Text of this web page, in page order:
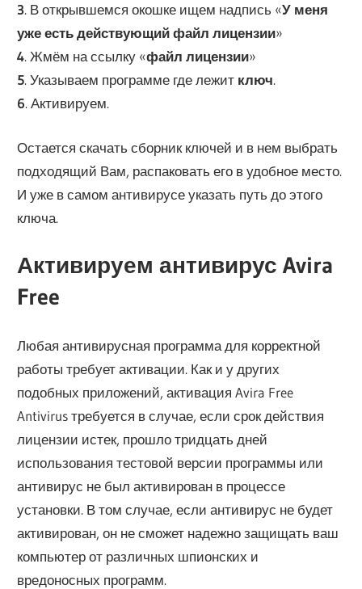
3. В открывшемся окошке ищем надпись «У меня
уже есть действующий файл лицензии»
4. Жмём на ссылку «файл лицензии»
5. Указываем программе где лежит ключ.
6. Активируем.
Остается скачать сборник ключей и в нем выбрать
подходящий Вам, распаковать его в удобное место.
И уже в самом антивирусе указать путь до этого
ключа.
Активируем антивирус Avira
Free
Любая антивирусная программа для корректной
работы требует активации. Как и у других
подобных приложений, активация Avira Free
Antivirus требуется в случае, если срок действия
лицензии истек, прошло тридцать дней
использования тестовой версии программы или
антивирус не был активирован в процессе
установки. В том случае, если антивирус не будет
активирован, он не сможет надежно защищать ваш
компьютер от различных шпионских и
вредоносных программ.